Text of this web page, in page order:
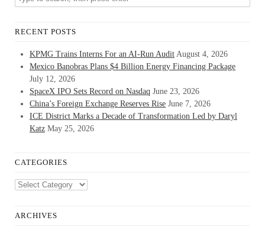
RECENT POSTS
KPMG Trains Interns For an AI-Run Audit August 4, 2026
Mexico Banobras Plans $4 Billion Energy Financing Package
July 12, 2026
SpaceX IPO Sets Record on Nasdaq June 23, 2026
China’s Foreign Exchange Reserves Rise June 7, 2026
ICE District Marks a Decade of Transformation Led by Daryl
Katz May 25, 2026
CATEGORIES
Categories
ARCHIVES